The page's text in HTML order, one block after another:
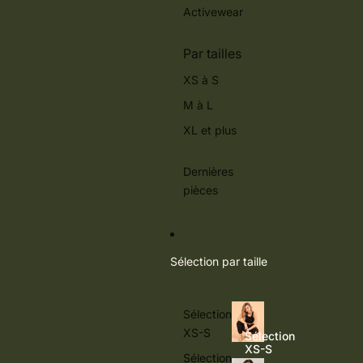
Activewear
Par tailles
XS à S
M à L
XL et plus
Dernières
pièces
Sélection par taille
Sélection
XS-S
Sélection
Sélection
XS-S